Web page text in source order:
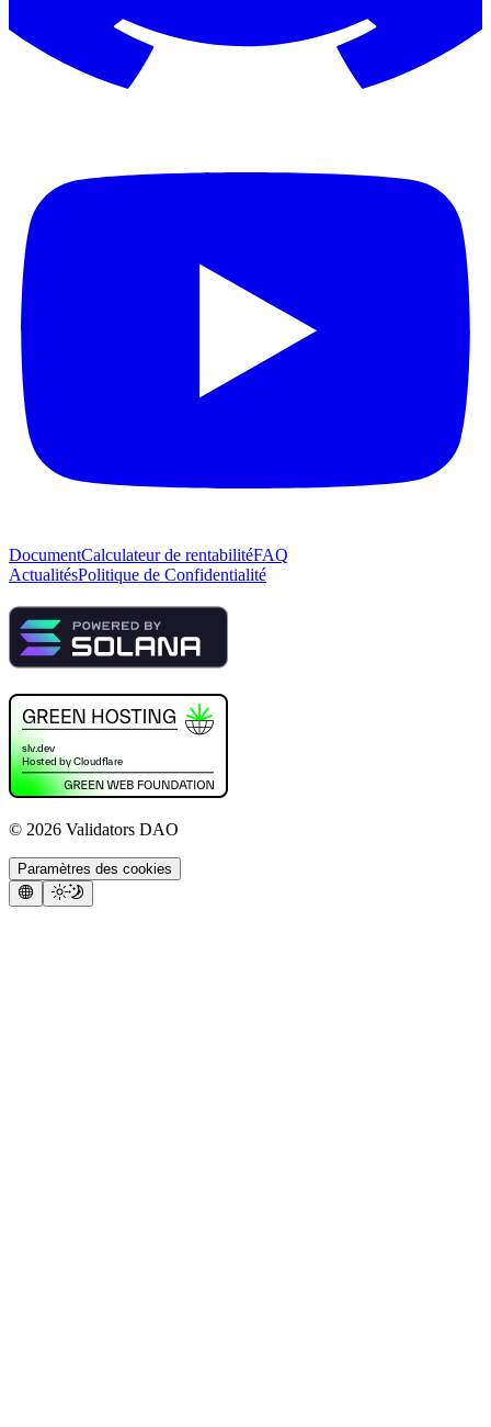
DocumentCalculateur de rentabilitéFAQ
ActualitésPolitique de Confidentialité
© 2026 Validators DAO
Paramètres des cookies